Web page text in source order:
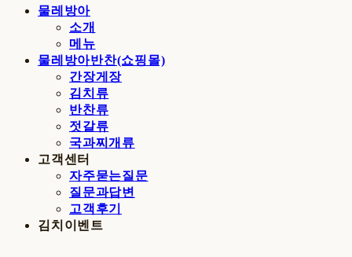
물레방아
소개
메뉴
물레방아반찬(쇼핑몰)
간장게장
김치류
반찬류
젓갈류
국과찌개류
고객센터
자주묻는질문
질문과답변
고객후기
김치이벤트